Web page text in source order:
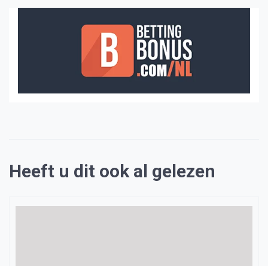
Heeft u dit ook al gelezen